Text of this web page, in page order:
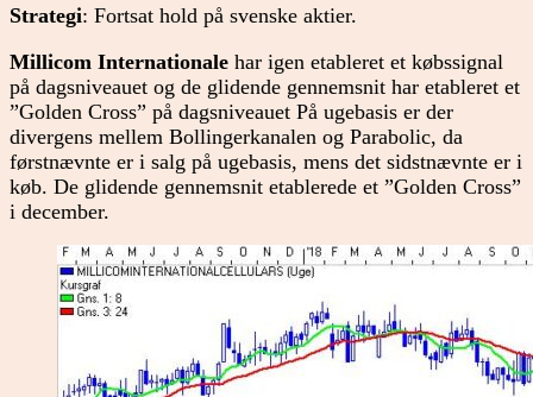
Strategi: Fortsat hold på svenske aktier.
Millicom Internationale har igen etableret et købssignal
på dagsniveauet og de glidende gennemsnit har etableret et
”Golden Cross” på dagsniveauet På ugebasis er der
divergens mellem Bollingerkanalen og Parabolic, da
førstnævnte er i salg på ugebasis, mens det sidstnævnte er i
køb. De glidende gennemsnit etablerede et ”Golden Cross”
i december.